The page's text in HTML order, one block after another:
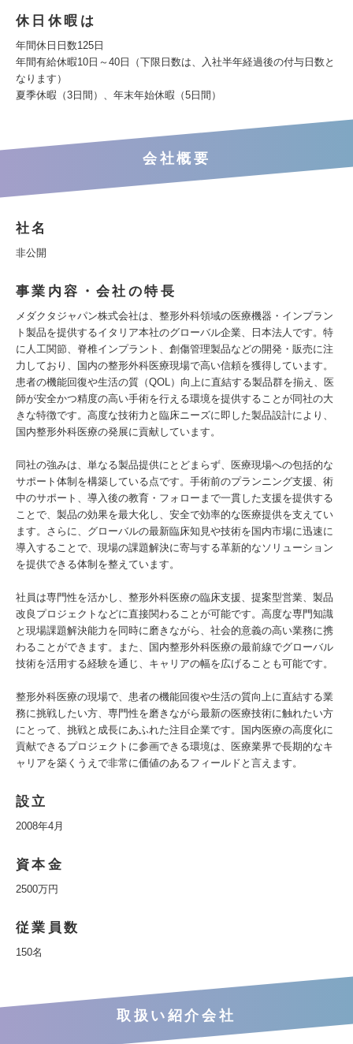
休日休暇は
年間休日日数125日
年間有給休暇10日～40日（下限日数は、入社半年経過後の付与日数と
なります）
夏季休暇（3日間）、年末年始休暇（5日間）
会社概要
社名
非公開
事業内容・会社の特長
メダクタジャパン株式会社は、整形外科領域の医療機器・インプラン
ト製品を提供するイタリア本社のグローバル企業、日本法人です。特
に人工関節、脊椎インプラント、創傷管理製品などの開発・販売に注
力しており、国内の整形外科医療現場で高い信頼を獲得しています。
患者の機能回復や生活の質（QOL）向上に直結する製品群を揃え、医
師が安全かつ精度の高い手術を行える環境を提供することが同社の大
きな特徴です。高度な技術力と臨床ニーズに即した製品設計により、
国内整形外科医療の発展に貢献しています。
同社の強みは、単なる製品提供にとどまらず、医療現場への包括的な
サポート体制を構築している点です。手術前のプランニング支援、術
中のサポート、導入後の教育・フォローまで一貫した支援を提供する
ことで、製品の効果を最大化し、安全で効率的な医療提供を支えてい
ます。さらに、グローバルの最新臨床知見や技術を国内市場に迅速に
導入することで、現場の課題解決に寄与する革新的なソリューション
を提供できる体制を整えています。
社員は専門性を活かし、整形外科医療の臨床支援、提案型営業、製品
改良プロジェクトなどに直接関わることが可能です。高度な専門知識
と現場課題解決能力を同時に磨きながら、社会的意義の高い業務に携
わることができます。また、国内整形外科医療の最前線でグローバル
技術を活用する経験を通じ、キャリアの幅を広げることも可能です。
整形外科医療の現場で、患者の機能回復や生活の質向上に直結する業
務に挑戦したい方、専門性を磨きながら最新の医療技術に触れたい方
にとって、挑戦と成長にあふれた注目企業です。国内医療の高度化に
貢献できるプロジェクトに参画できる環境は、医療業界で長期的なキ
ャリアを築くうえで非常に価値のあるフィールドと言えます。
設立
2008年4月
資本金
2500万円
従業員数
150名
取扱い紹介会社